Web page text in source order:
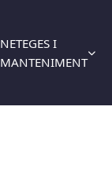
NETEGES I
MANTENIMENT